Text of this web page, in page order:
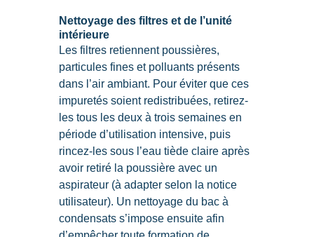
Nettoyage des filtres et de l’unité
intérieure
Les filtres retiennent poussières,
particules fines et polluants présents
dans l’air ambiant. Pour éviter que ces
impuretés soient redistribuées, retirez-
les tous les deux à trois semaines en
période d’utilisation intensive, puis
rincez-les sous l’eau tiède claire après
avoir retiré la poussière avec un
aspirateur (à adapter selon la notice
utilisateur). Un nettoyage du bac à
condensats s’impose ensuite afin